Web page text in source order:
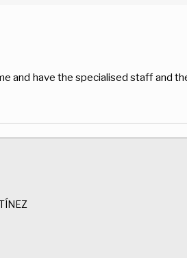
and have the specialised staff and